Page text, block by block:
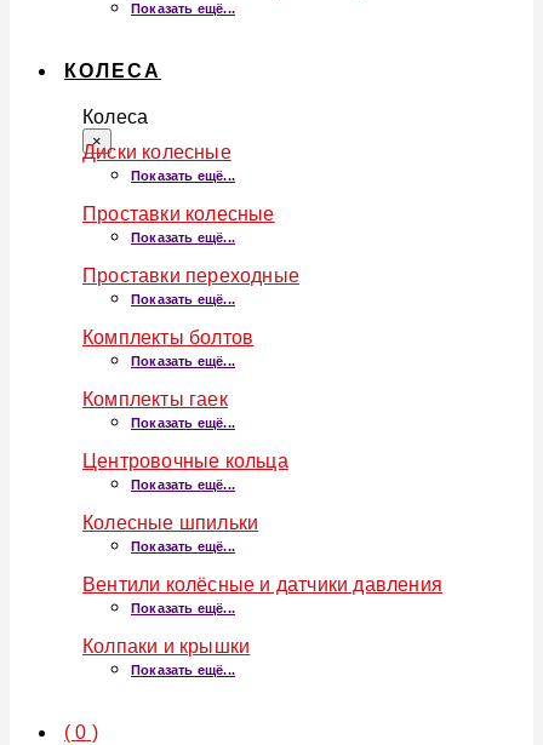
Показать ещё...
КОЛЕСА
Колеса
×
Диски колесные
Показать ещё...
Проставки колесные
Показать ещё...
Проставки переходные
Показать ещё...
Комплекты болтов
Показать ещё...
Комплекты гаек
Показать ещё...
Центровочные кольца
Показать ещё...
Колесные шпильки
Показать ещё...
Вентили колёсные и датчики давления
Показать ещё...
Колпаки и крышки
Показать ещё...
(0 )